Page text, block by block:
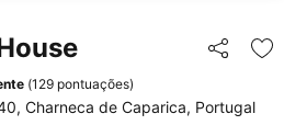
Partilhar
(129 pontuações)
Charneca de Caparica, Portugal